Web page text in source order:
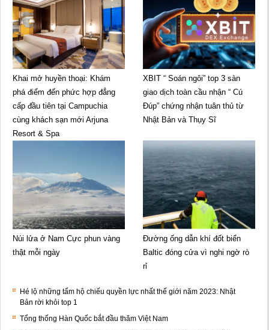
Khai mở huyền thoại: Khám
phá điểm đến phức hợp đẳng
cấp đầu tiên tại Campuchia
cùng khách sạn mới Arjuna
Resort & Spa
XBIT “ Soán ngôi” top 3 sàn
giao dịch toàn cầu nhận “ Cú
Đúp” chứng nhận tuân thủ từ
Nhật Bản và Thụy Sĩ
Núi lửa ở Nam Cực phun vàng
thật mỗi ngày
Đường ống dẫn khí đốt biển
Baltic đóng cửa vì nghi ngờ rò
rỉ
Hé lộ những tấm hộ chiếu quyền lực nhất thế giới năm 2023: Nhật
Bản rời khỏi top 1
Tổng thống Hàn Quốc bắt đầu thăm Việt Nam